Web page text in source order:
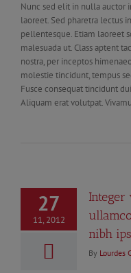
Nunc sed elit in nulla auctor
laoreet. Sed pharetra lectus
pellentesque. Etiam laoreet
malesuada ut. Class aptent
nostra, per inceptos
molestie tincidunt, tempus
Fusce consequat tincidunt
Aliquam erat volutpat.
27
11, 2012
nibh
By Lourdes